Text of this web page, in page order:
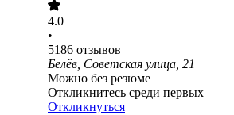
4.0
•
5186 отзывов
Белёв, Советская улица, 21
Можно без резюме
Откликнитесь среди первых
Откликнуться